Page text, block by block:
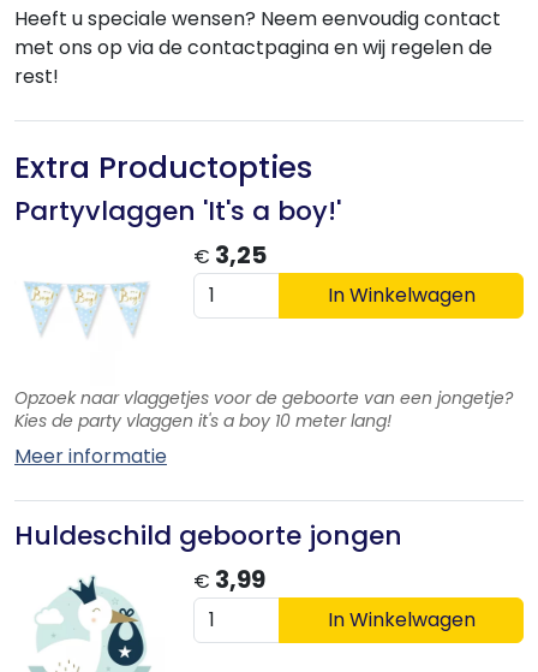
Heeft u speciale wensen? Neem eenvoudig contact
met ons op via de contactpagina en wij regelen de
rest!
Extra Productopties
Partyvlaggen 'It's a boy!'
€ 3,25
In Winkelwagen
Opzoek naar vlaggetjes voor de geboorte van een jongetje?
Kies de party vlaggen it's a boy 10 meter lang!
Meer informatie
Huldeschild geboorte jongen
€ 3,99
In Winkelwagen